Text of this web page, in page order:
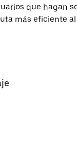
que hagan
más eficiente